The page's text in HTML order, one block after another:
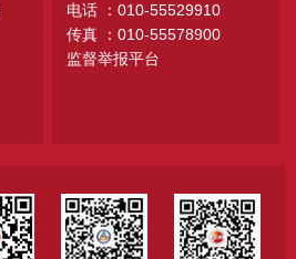
电话 ：010-55529910
传真 ：010-55578900
监督举报平台